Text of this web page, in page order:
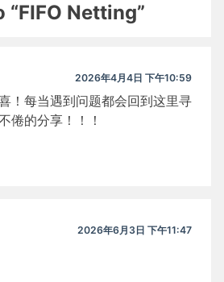
“FIFO Netting”
2026年4月4日 下午10:59
！每当遇到问题都会回到这里寻
倦的分享！！！
2026年6月3日 下午11:47